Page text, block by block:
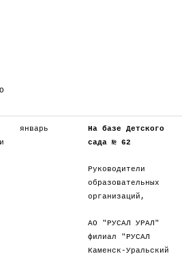
январь
На базе Детского
сада № 62
Руководители
образовательных
организаций,
АО "РУСАЛ УРАЛ"
филиал "РУСАЛ
Каменск-Уральский